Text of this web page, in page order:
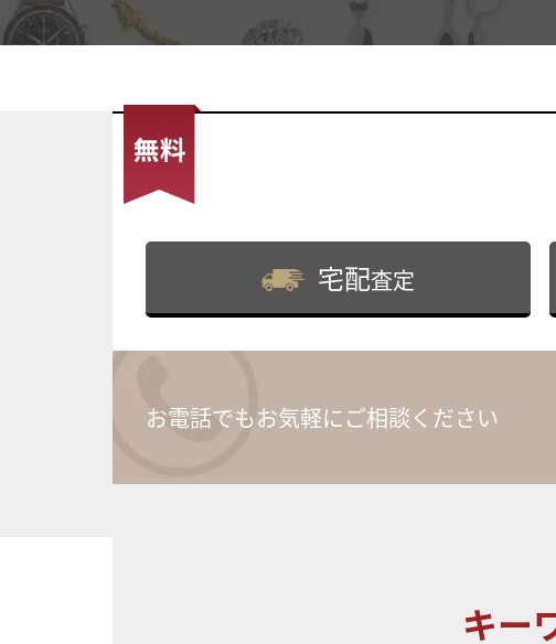
宅配査定
お電話でもお気軽にご相談ください
キー